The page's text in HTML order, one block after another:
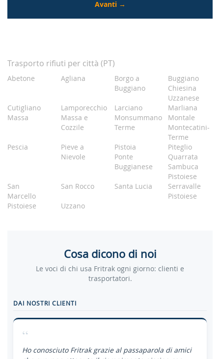
Trasporto rifiuti per città (PT)
Abetone Agliana
Borgo a
Buggiano
Buggiano
Chiesina
Uzzanese
Cutigliano
Lamporecchio Larciano
Marliana
Massa
Massa e
Cozzile
Monsummano
Terme
Montale
Montecatini-
Terme
Pescia
Pieve a
Nievole
Pistoia
Piteglio
Ponte
Buggianese
Quarrata
Sambuca
Pistoiese
San
Marcello
Pistoiese
San Rocco Santa Lucia
Serravalle
Pistoiese
Uzzano
Cosa dicono di noi
Le voci di chi usa Fritrak ogni giorno: clienti e
trasportatori.
DAI NOSTRI CLIENTI
“
Ho conosciuto Fritrak grazie al passaparola di amici